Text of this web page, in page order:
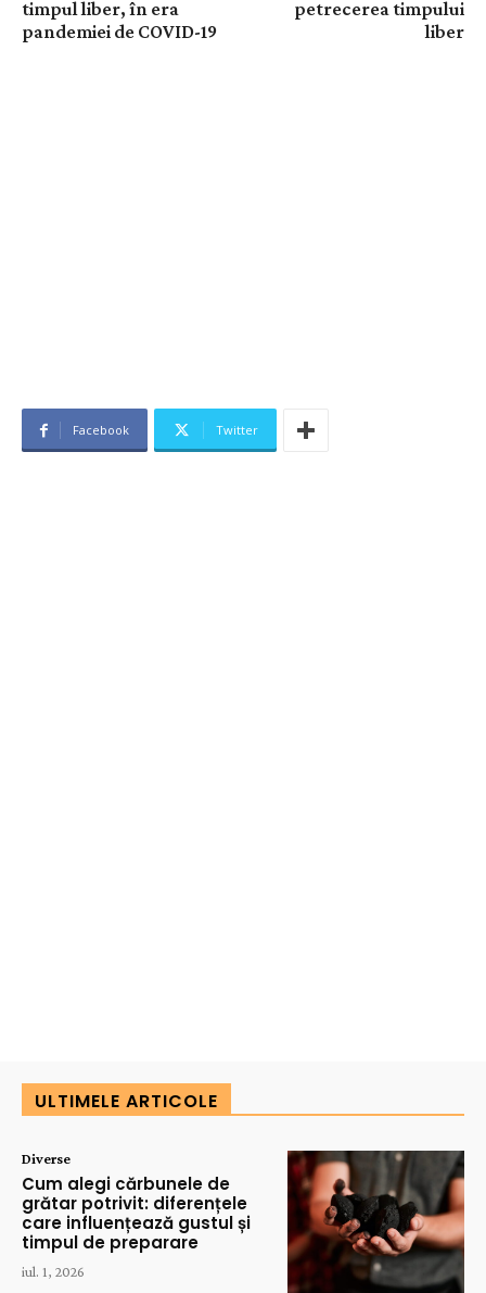
timpul liber, în era
pandemiei de COVID-19
petrecerea timpului
liber
Facebook Twitter
ULTIMELE ARTICOLE
Diverse
Cum alegi cărbunele de
grătar potrivit: diferențele
care influențează gustul și
timpul de preparare
iul. 1, 2026